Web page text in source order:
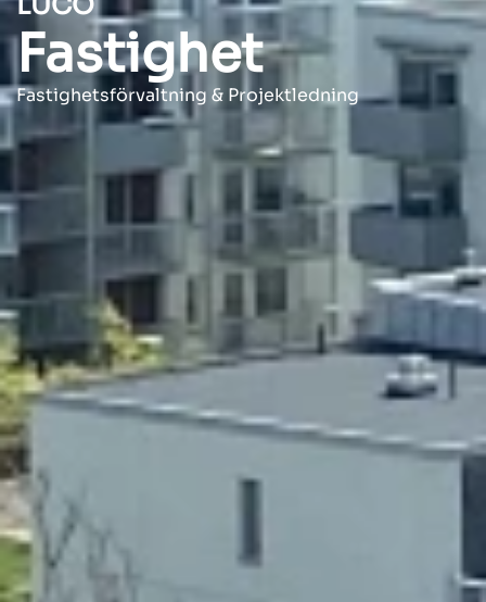
Fastighet
Fastighetsförvaltning & Projektledning